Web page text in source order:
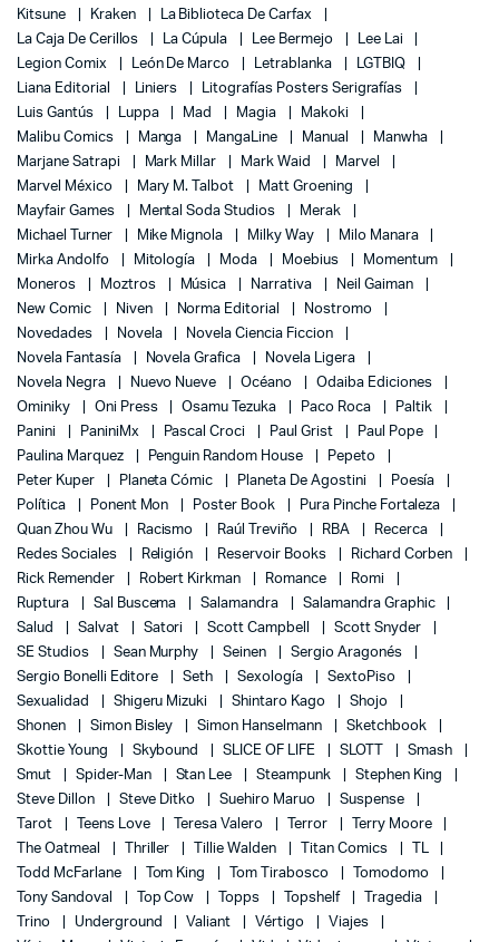
Kitsune
Kraken
La Biblioteca De Carfax
La Caja De Cerillos
La Cúpula Lee Bermejo
Lee Lai
Legion Comix
León De Marco Letrablanka
LGTBIQ
Liana Editorial
Liniers
Litografías Posters Serigrafías
Luis Gantús
Luppa Mad Magia
Makoki
Malibu Comics
Manga MangaLine Manual
Manwha
Marjane Satrapi
Mark Millar Mark Waid
Marvel
Marvel México
Mary M. Talbot
Matt Groening
Mayfair Games
Mental Soda Studios
Merak
Michael Turner
Mike Mignola Milky Way
Milo Manara
Mirka Andolfo
Mitología Moda Moebius
Momentum
Moneros
Moztros Música Narrativa
Neil Gaiman
New Comic
Niven Norma Editorial
Nostromo
Novedades
Novela
Novela Ciencia Ficcion
Novela Fantasía
Novela Grafica
Novela Ligera
Novela Negra
Nuevo Nueve Océano
Odaiba Ediciones
Ominiky
Oni Press Osamu Tezuka Paco Roca
Paltik
Panini
PaniniMx Pascal Croci Paul Grist
Paul Pope
Paulina Marquez
Penguin Random House
Pepeto
Peter Kuper
Planeta Cómic Planeta De Agostini
Poesía
Política
Ponent Mon Poster Book
Pura Pinche Fortaleza
Quan Zhou Wu
Racismo Raúl Treviño RBA
Recerca
Redes Sociales
Religión Reservoir Books
Richard Corben
Rick Remender
Robert Kirkman Romance
Romi
Ruptura
Sal Buscema Salamandra
Salamandra Graphic
Salud
Salvat Satori Scott Campbell
Scott Snyder
SE Studios
Sean Murphy Seinen
Sergio Aragonés
Sergio Bonelli Editore
Seth Sexología
SextoPiso
Sexualidad
Shigeru Mizuki Shintaro Kago
Shojo
Shonen
Simon Bisley Simon Hanselmann
Sketchbook
Skottie Young
Skybound SLICE OF LIFE SLOTT
Smash
Smut
Spider-Man Stan Lee Steampunk
Stephen King
Steve Dillon
Steve Ditko Suehiro Maruo
Suspense
Tarot
Teens Love Teresa Valero Terror
Terry Moore
The Oatmeal
Thriller Tillie Walden Titan Comics
TL
Todd McFarlane
Tom King Tom Tirabosco
Tomodomo
Tony Sandoval
Top Cow Topps Topshelf
Tragedia
Trino
Underground Valiant Vértigo
Viajes